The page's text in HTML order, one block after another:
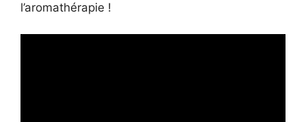
l’aromathérapie !